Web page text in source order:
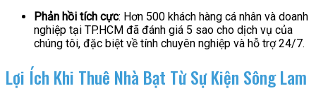
Phản hồi tích cực: Hơn 500 khách hàng cá nhân và doanh
nghiệp tại TP.HCM đã đánh giá 5 sao cho dịch vụ của
chúng tôi, đặc biệt về tính chuyên nghiệp và hỗ trợ 24/7.
Lợi Ích Khi Thuê Nhà Bạt Từ Sự Kiện Sông Lam